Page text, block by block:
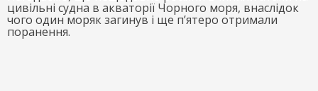
цивільні судна в акваторії Чорного моря, внаслідок
чого один моряк загинув і ще п’ятеро отримали
поранення.